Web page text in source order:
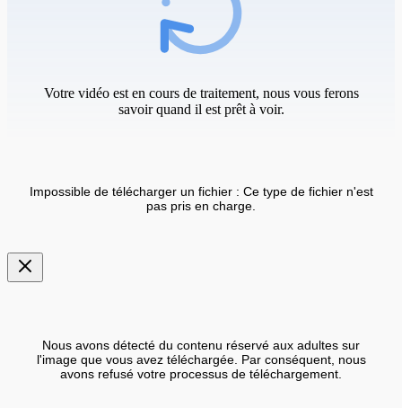
Votre vidéo est en cours de traitement, nous vous ferons
savoir quand il est prêt à voir.
Impossible de télécharger un fichier : Ce type de fichier n'est
pas pris en charge.
Nous avons détecté du contenu réservé aux adultes sur
l'image que vous avez téléchargée. Par conséquent, nous
avons refusé votre processus de téléchargement.